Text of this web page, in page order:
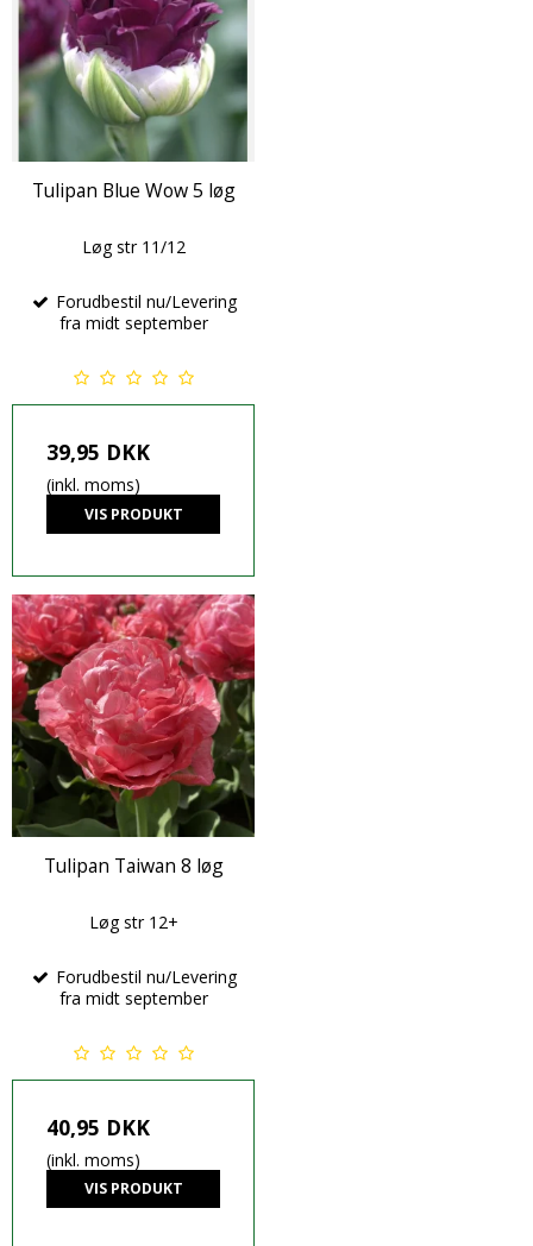
Tulipan Blue Wow 5 løg
Løg str 11/12
Forudbestil nu/Levering
fra midt september
39,95 DKK
(inkl. moms)
VIS PRODUKT
Tulipan Taiwan 8 løg
Løg str 12+
Forudbestil nu/Levering
fra midt september
40,95 DKK
(inkl. moms)
VIS PRODUKT